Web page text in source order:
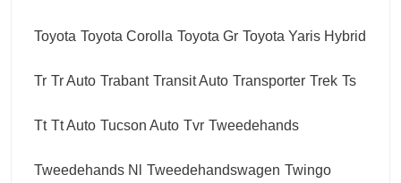
Toyota Toyota Corolla Toyota Gr Toyota Yaris Hybrid
Tr Tr Auto Trabant Transit Auto Transporter Trek Ts
Tt Tt Auto Tucson Auto Tvr Tweedehands
Tweedehands Nl Tweedehandswagen Twingo